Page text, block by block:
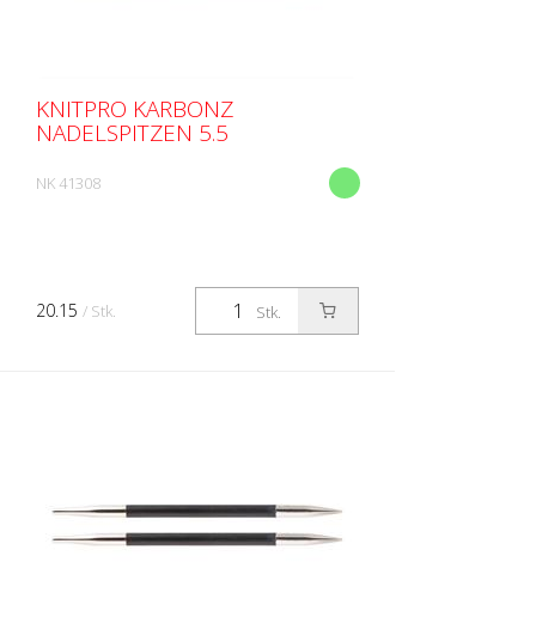
KNITPRO KARBONZ
NADELSPITZEN 5.5
NK 41308
Stk.
20.15 / Stk.